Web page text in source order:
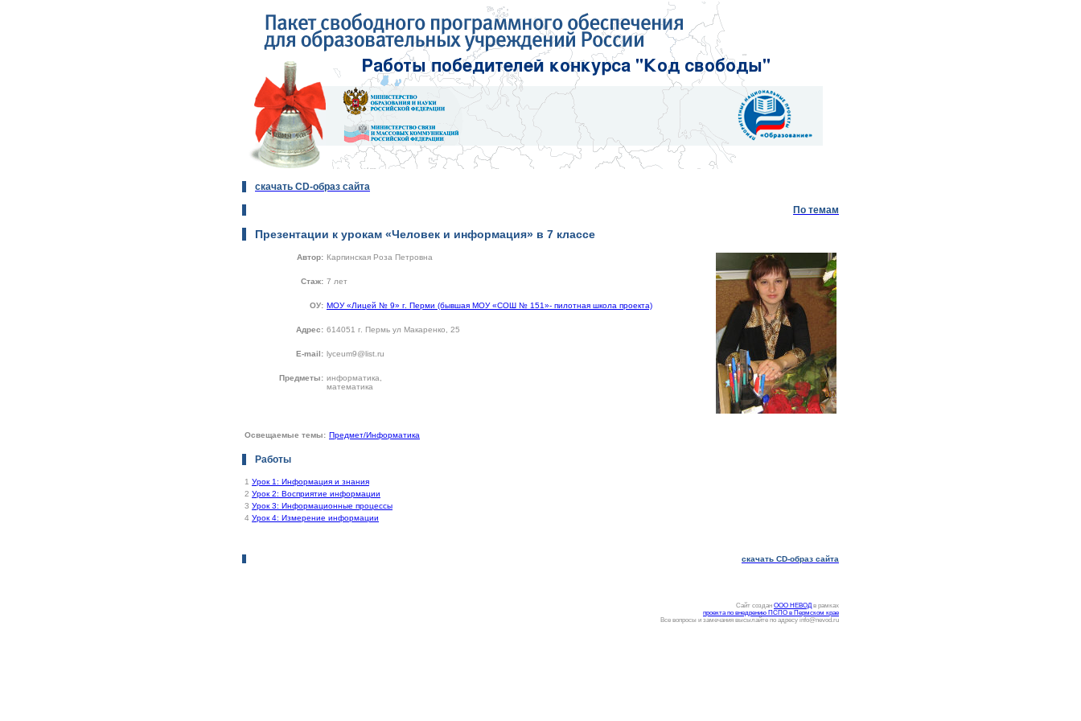
скачать CD-образ сайта
По темам
Презентации к урокам «Человек и информация» в 7 классе
Автор: Карпинская Роза Петровна
Стаж: 7 лет
ОУ: МОУ «Лицей № 9» г. Перми (бывшая МОУ «СОШ № 151»- пилотная школа проекта)
Адрес: 614051 г. Пермь ул Макаренко, 25
E-mail: lyceum9@list.ru
Предметы: информатика,
математика
Освещаемые темы: Предмет/Информатика
Работы
1 Урок 1: Информация и знания
2 Урок 2: Восприятие информации
3 Урок 3: Информационные процессы
4 Урок 4: Измерение информации
скачать CD-образ сайта
Сайт создан ООО НЕВОДв рамках
проекта по внедрению ПСПО в Пермском крае
Все вопросы и замечания высылайте по адресу info@nevod.ru